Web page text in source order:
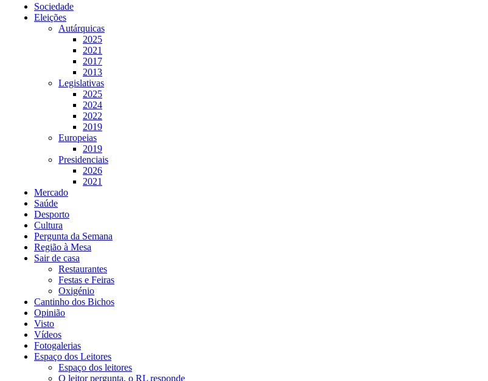
Sociedade
Eleições
Autárquicas
2025
2021
2017
2013
Legislativas
2025
2024
2022
2019
Europeias
2019
Presidenciais
2026
2021
Mercado
Saúde
Desporto
Cultura
Pergunta da Semana
Região à Mesa
Sair de casa
Restaurantes
Festas e Feiras
Oxigénio
Cantinho dos Bichos
Opinião
Visto
Vídeos
Fotogalerias
Espaço dos Leitores
Espaço dos leitores
O leitor pergunta, o RL responde